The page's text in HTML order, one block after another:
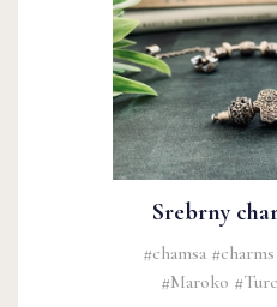
Srebrny
#chamsa #charms
#Maroko